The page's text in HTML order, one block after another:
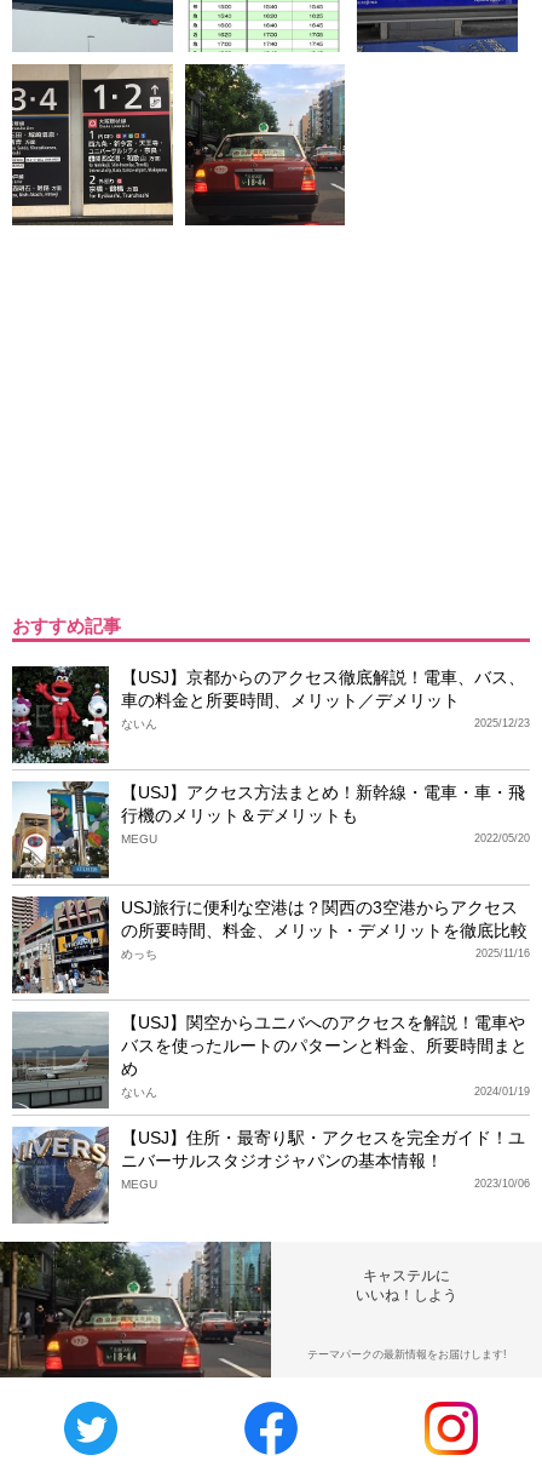
おすすめ記事
【USJ】京都からのアクセス徹底解説！電車、バス、
車の料金と所要時間、メリット／デメリット
2025/12/23
ないん
【USJ】アクセス方法まとめ！新幹線・電車・車・飛
行機のメリット＆デメリットも
2022/05/20
MEGU
USJ旅行に便利な空港は？関西の3空港からアクセス
の所要時間、料金、メリット・デメリットを徹底比較
2025/11/16
めっち
【USJ】関空からユニバへのアクセスを解説！電車や
バスを使ったルートのパターンと料金、所要時間まと
め
2024/01/19
ないん
【USJ】住所・最寄り駅・アクセスを完全ガイド！ユ
ニバーサルスタジオジャパンの基本情報！
2023/10/06
MEGU
キャステルに
いいね！しよう
テーマパークの最新情報をお届けします!